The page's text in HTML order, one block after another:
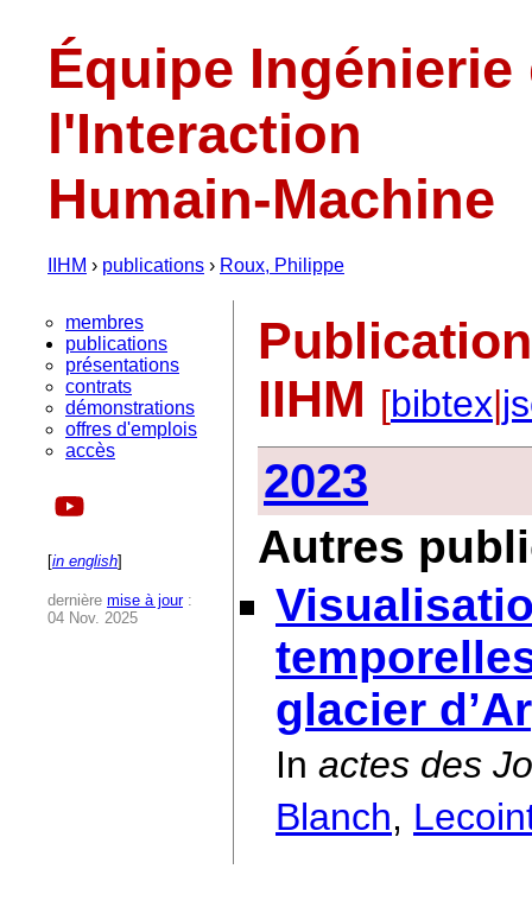
Équipe Ingénierie
l'Interaction
Humain-Machine
IIHM › publications › Roux, Philippe
membres
publications
présentations
contrats
démonstrations
offres d'emplois
accès
[in english]
dernière mise à jour:
04 Nov. 2025
IIHM [bibtex|
2023
Autres
glacier
In actes des
Blanch,